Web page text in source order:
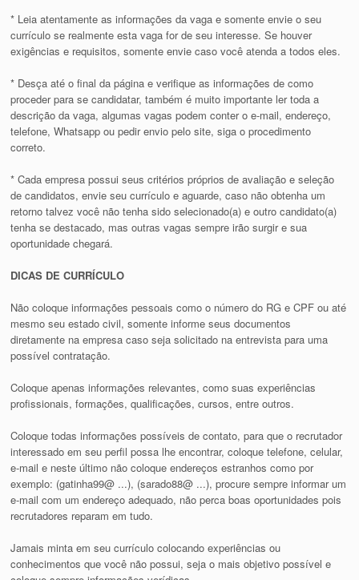
* Leia atentamente as informações da vaga e somente envie o seu
currículo se realmente esta vaga for de seu interesse. Se houver
exigências e requisitos, somente envie caso você atenda a todos eles.
* Desça até o final da página e verifique as informações de como
proceder para se candidatar, também é muito importante ler toda a
descrição da vaga, algumas vagas podem conter o e-mail, endereço,
telefone, Whatsapp ou pedir envio pelo site, siga o procedimento
correto.
* Cada empresa possui seus critérios próprios de avaliação e seleção
de candidatos, envie seu currículo e aguarde, caso não obtenha um
retorno talvez você não tenha sido selecionado(a) e outro candidato(a)
tenha se destacado, mas outras vagas sempre irão surgir e sua
oportunidade chegará.
DICAS DE CURRÍCULO
Não coloque informações pessoais como o número do RG e CPF ou até
mesmo seu estado civil, somente informe seus documentos
diretamente na empresa caso seja solicitado na entrevista para uma
possível contratação.
Coloque apenas informações relevantes, como suas experiências
profissionais, formações, qualificações, cursos, entre outros.
Coloque todas informações possíveis de contato, para que o recrutador
interessado em seu perfil possa lhe encontrar, coloque telefone, celular,
e-mail e neste último não coloque endereços estranhos como por
exemplo: (gatinha99@ ...), (sarado88@ ...), procure sempre informar um
e-mail com um endereço adequado, não perca boas oportunidades pois
recrutadores reparam em tudo.
Jamais minta em seu currículo colocando experiências ou
conhecimentos que você não possui, seja o mais objetivo possível e